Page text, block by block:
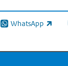
WhatsApp
(externe link)